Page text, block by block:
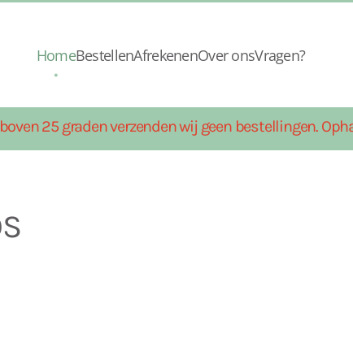
HomeBestellenAfrekenenOver onsVragen?
25 graden verzenden wij geen bestellingen.